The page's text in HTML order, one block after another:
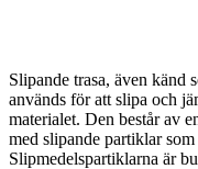
Slipande trasa, även känd
används för att slipa och
materialet. Den består av
med slipande partiklar
Slipmedelspartiklarna är